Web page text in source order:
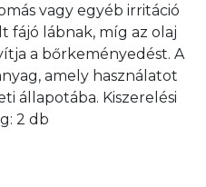
vagy egyéb irritáció
fájó lábnak, míg az olaj
a bőrkeményedést. A
amely használatot
állapotába. Kiszerelési
2 db